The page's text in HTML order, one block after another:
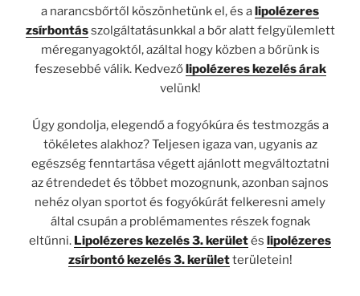
a narancsbőrtől köszönhetünk el, és alipolézeres
zsírbontásszolgáltatásunkkal a bőr alatt felgyülemlett
méreganyagoktól, azáltal hogy közben a bőrünk is
feszesebbé válik. Kedvezőlipolézeres kezelés árak
velünk!
Úgy gondolja, elegendő a fogyókúra és testmozgás a
tökéletes alakhoz? Teljesen igaza van, ugyanis az
egészség fenntartása végett ajánlott megváltoztatni
az étrendedet és többet mozognunk, azonban sajnos
nehéz olyan sportot és fogyókúrát felkeresni amely
által csupán a problémamentes részek fognak
eltűnni. Lipolézeres kezelés 3. kerületés lipolézeres
zsírbontó kezelés 3. kerületterületein!